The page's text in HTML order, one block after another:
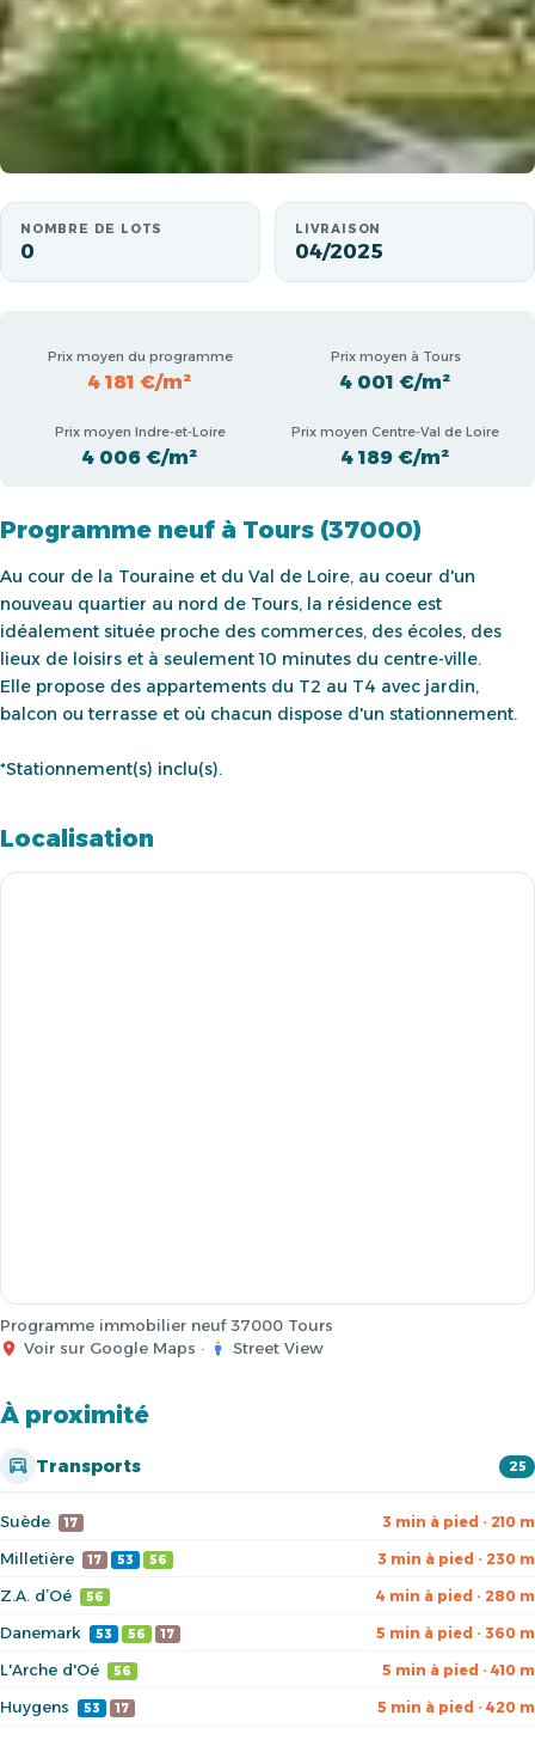
NOMBRE DE LOTS
0
LIVRAISON
04/2025
Prix moyen du programme
4 181 €/m²
Prix moyen à Tours
4 001 €/m²
Prix moyen Indre-et-Loire
4 006 €/m²
Prix moyen Centre-Val de Loire
4 189 €/m²
Programme neuf à Tours (37000)
Au cour de la Touraine et du Val de Loire, au coeur d'un
nouveau quartier au nord de Tours, la résidence est
idéalement située proche des commerces, des écoles, des
lieux de loisirs et à seulement 10 minutes du centre-ville.
Elle propose des appartements du T2 au T4 avec jardin,
balcon ou terrasse et où chacun dispose d'un stationnement.
*Stationnement(s) inclu(s).
Localisation
Programme immobilier neuf 37000 Tours
Voir sur Google Maps · Street View
À proximité
Transports 25
Suède 17 3 min à pied · 210 m
Milletière 17 53 56 3 min à pied · 230 m
Z.A. d’Oé 56 4 min à pied · 280 m
Danemark 53 56 17 5 min à pied · 360 m
L'Arche d'Oé 56 5 min à pied · 410 m
Huygens 53 17 5 min à pied · 420 m